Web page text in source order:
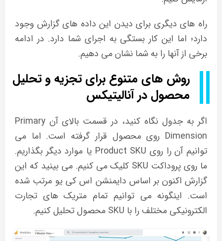
راه های دیگری برای دیدن این داده های گزارش وجود
دارد؛ اما این کار بستگی به اجرای شما دارد. در ادامه
برخی از آنها را به شما نشان می دهیم.
روش های متنوع برای تجزیه و تحلیل
محصول در آنالیتیکس
اگر به جدول نگاه کنید، در قسمت بالای آن Primary
Dimension روی محصول قرار گرفته است. اما می
توانیم آن را روی Product SKU یا موارد دیگر بگذاریم.
ما روی پروداکت SKU کلیک می کنیم. می بینید که این
گزارش اکنون بر اساس دایمنشن اس کی یو مرتب شده
است. اینگونه می توانیم تمام متریک های تجارت
الکترونیکی مختلف را با SKU محصول تحلیل کنیم.